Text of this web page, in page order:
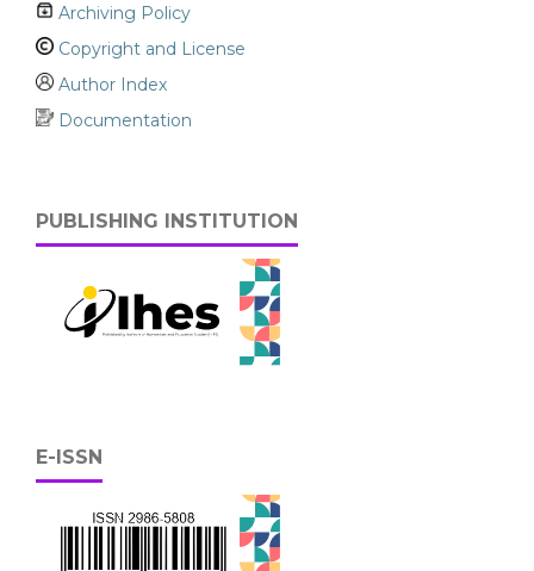
Archiving Policy
Copyright and License
Author Index
Documentation
PUBLISHING INSTITUTION
E-ISSN